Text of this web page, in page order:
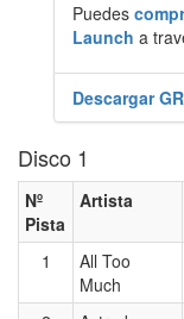
Puedes
Launch a
Descargar
Disco 1
Nº
Pista
Artista
1
All Too
Much